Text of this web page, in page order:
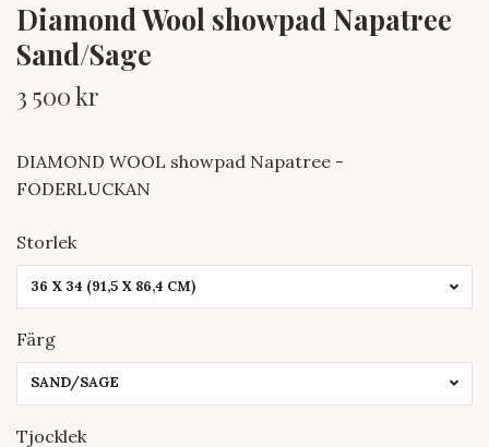
Diamond Wool showpad Napatree
Sand/Sage
3 500 kr
DIAMOND WOOL showpad Napatree -
FODERLUCKAN
Storlek
36 X 34 (91,5 X 86,4 CM)
Färg
SAND/SAGE
Tjocklek